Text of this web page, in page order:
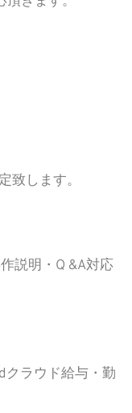
致します。
説明・Q &A対応
ラウド給与・勤